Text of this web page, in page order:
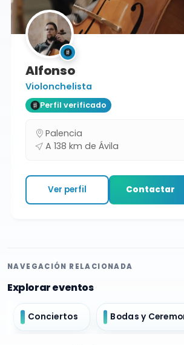
Alfonso
Violonchelista
Perfil verificado
Palencia
A 138 km de Ávila
Ver perfil Contactar
NAVEGACIÓN RELACIONADA
Explorar eventos
Conciertos Bodas y